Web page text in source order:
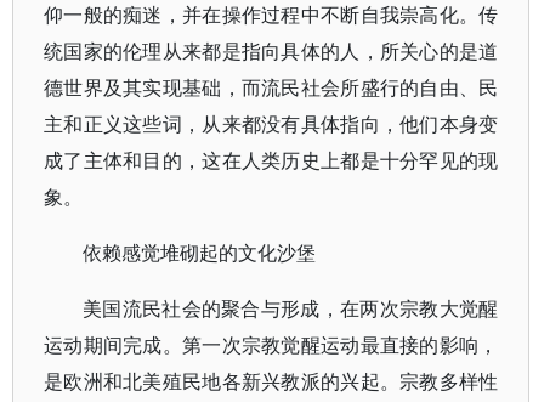
仰一般的痴迷，并在操作过程中不断自我崇高化。传
统国家的伦理从来都是指向具体的人，所关心的是道
德世界及其实现基础，而流民社会所盛行的自由、民
主和正义这些词，从来都没有具体指向，他们本身变
成了主体和目的，这在人类历史上都是十分罕见的现
象。
依赖感觉堆砌起的文化沙堡
美国流民社会的聚合与形成，在两次宗教大觉醒
运动期间完成。第一次宗教觉醒运动最直接的影响，
是欧洲和北美殖民地各新兴教派的兴起。宗教多样性